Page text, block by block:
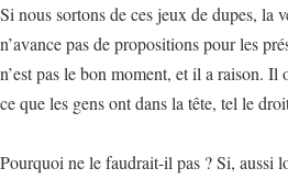
Si nous sortons de ces jeux de dupes, la
n’avance pas de propositions pour les
n’est pas le bon moment, et il a raison. Il
ce que les gens ont dans la tête, tel le
Pourquoi ne le faudrait-il pas ? Si, aussi